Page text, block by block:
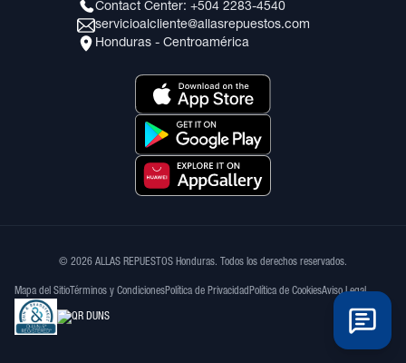
Contact Center: +504 2283-4540
servicioalcliente@allasrepuestos.com
Honduras - Centroamérica
© 2026 ALLAS REPUESTOS Honduras. Todos los derechos reservados.
Mapa del Sitio Términos y CondicionesPolítica de Privacidad Política de CookiesAviso Legal